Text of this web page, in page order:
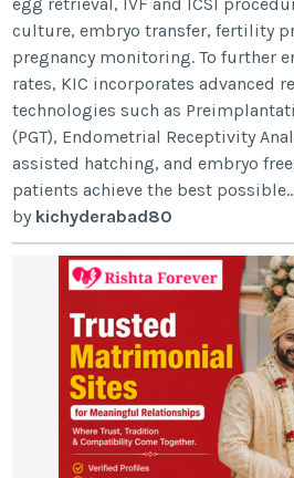
culture, embryo transfer, fertility
pregnancy monitoring. To further
rates, KIC incorporates advanced
technologies such as
(PGT), Endometrial Receptivity
assisted hatching, and embryo
patients achieve the best
by kichyderabad80